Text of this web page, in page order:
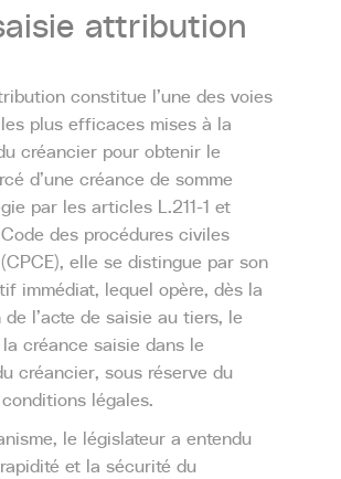
attribution
constitue l’une des voies
plus efficaces mises à la
créancier pour obtenir le
d’une créance de somme
par les articles L.211-1 et
des procédures civiles
elle se distingue par son
immédiat, lequel opère, dès la
l’acte de saisie au tiers, le
créance saisie dans le
créancier, sous réserve du
légales.
le législateur a entendu
et la sécurité du